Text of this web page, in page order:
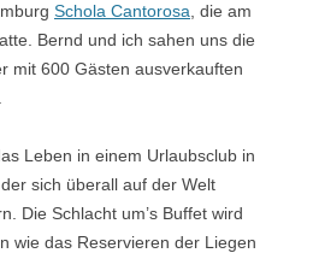
Schola Cantorosa , die am
Bernd und ich sahen uns die
mit 600 Gästen ausverkauften
Leben in einem Urlaubsclub in
sich überall auf der Welt
Die Schlacht um’s Buffet wird
wie das Reservieren der Liegen